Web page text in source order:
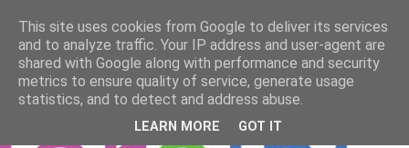
This site uses cookies from Google to deliver its services
and to analyze traffic. Your IP address and user-agent are
shared with Google along with performance and security
metrics to ensure quality of service, generate usage
statistics, and to detect and address abuse.
LEARN MORE GOT IT